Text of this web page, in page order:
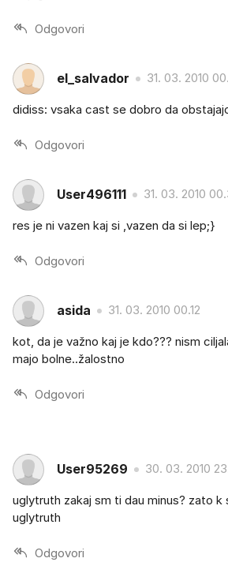
Odgovori
el_salvador 31. 03. 2010
didiss: vsaka cast se dobro da
Odgovori
User496111 31. 03. 2010
res je ni vazen kaj si ,vazen da si lep;}
Odgovori
asida 31. 03. 2010 00.12
kot, da je važno kaj je kdo??? nism
majo bolne..žalostno
Odgovori
User95269 30. 03. 2010
uglytruth zakaj sm ti dau minus? zato k
uglytruth
Odgovori